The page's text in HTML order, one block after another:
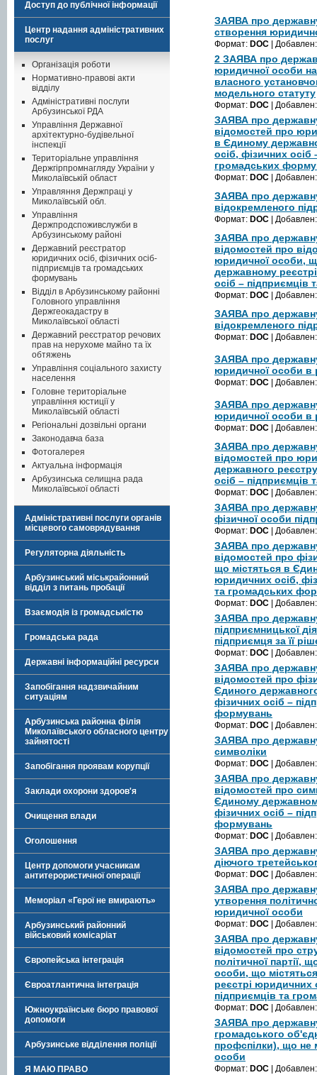
Доступ до публічної інформації
Центр надання адміністративних
послуг
Організація роботи
Нормативно-правові акти
відділу
Адміністративні послуги
Арбузинської РДА
Управління Державної
архітектурно-будівельної
інспекції
Територіальне управління
Держгірпромнагляду України у
Миколаївській област
Управляння Держпраці у
Миколаївській обл.
Управління
Держпродспоживслужби в
Арбузинському районі
Державний реєстратор
юридичних осіб, фізичних осіб-
підприємців та громадських
формувань
Відділ в Арбузинському районні
Головного управління
Держгеокадастру в
Миколаївської області
Державний реєстратор речових
прав на нерухоме майно та їх
обтяжень
Управління соціального захисту
населення
Головне територіальне
управління юстиції у
Миколаївській області
Регіональні дозвільні органи
Законодавча база
Фотогалерея
Актуальна інформація
Арбузинська селищна рада
Миколаївської області
Адміністративні послуги органів
місцевого самоврядування
Регуляторна діяльність
Арбузинський міськрайонний
відділ з питань пробації
Взаємодія із громадськістю
Громадська рада
Державні інформаційні ресурси
Запобігання надзвичайним
ситуаціям
Арбузинська районна філія
Миколаївського обласного центру
зайнятості
Запобігання проявам корупції
Заклади охорони здоров'я
Очищення влади
Оголошення
Центр допомоги учасникам
антитерористичної операції
Меморіал «Герої не вмирають»
Арбузинський районний
військовий комісаріат
Європейська інтеграція
Євроатлантична інтеграція
Южноукраїнське бюро правової
допомоги
Арбузинське відділення поліції
Я МАЮ ПРАВО
ЗАЯВА про
створення
Формат: DOC |
2 ЗАЯВА про
юридичної особи на
власного
модельного статуту
Формат: DOC |
ЗАЯВА про
відомостей про
в Єдиному
осіб, фізичних осіб
громадських
Формат: DOC |
ЗАЯВА про
відокремленого
Формат: DOC |
ЗАЯВА про
відомостей про
юридичної особи,
державному
осіб –
Формат: DOC |
ЗАЯВА про
відокремленого
Формат: DOC |
ЗАЯВА про
юридичної особи в
Формат: DOC |
ЗАЯВА про
юридичної особи в
Формат: DOC |
ЗАЯВА про
відомостей про
державного
осіб –
Формат: DOC |
ЗАЯВА про
фізичної особи
Формат: DOC |
ЗАЯВА про
відомостей про
що містяться в
юридичних осіб,
та громадських
Формат: DOC |
ЗАЯВА про
підприємницької
підприємця за її
Формат: DOC |
ЗАЯВА про
відомостей про
Єдиного
фізичних осіб –
формувань
Формат: DOC |
ЗАЯВА про
символіки
Формат: DOC |
ЗАЯВА про
відомостей про
Єдиному
фізичних осіб –
формувань
Формат: DOC |
ЗАЯВА про
діючого
Формат: DOC |
ЗАЯВА про
утворення
юридичної особи
Формат: DOC |
ЗАЯВА про
відомостей про
політичної партії,
особи, що
реєстрі юридичних
підприємців та
Формат: DOC |
ЗАЯВА про
громадського
профспілки), що не
особи
Формат: DOC |